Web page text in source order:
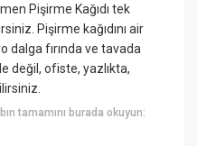
Pişirme Kağıdı tek
Pişirme kağıdını air
dalga fırında ve tavada
değil, ofiste, yazlıkta,
tamamını burada okuyun: